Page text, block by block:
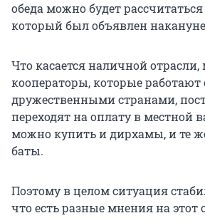
обеда можно будет
который был объявлен
Что касается наличной отрасли,
кооператоры, которые работают
дружественными странами,
переходят на оплату в местной
можно купить и дирхамы, и те
баты.
Поэтому в целом ситуация
что есть разные мнения на этот